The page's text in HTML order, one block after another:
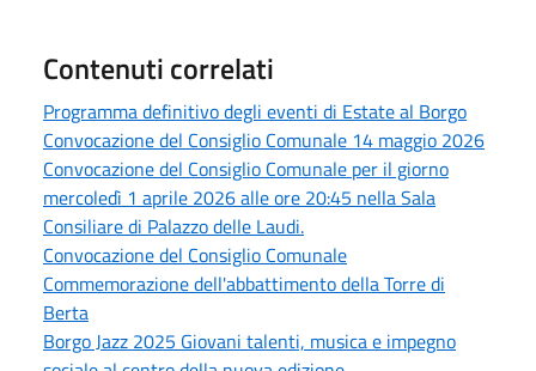
Contenuti correlati
Programma definitivo degli eventi di Estate al Borgo
Convocazione del Consiglio Comunale 14 maggio 2026
Convocazione del Consiglio Comunale per il giorno
mercoledì 1 aprile 2026 alle ore 20:45 nella Sala
Consiliare di Palazzo delle Laudi.
Convocazione del Consiglio Comunale
Commemorazione dell'abbattimento della Torre di
Berta
Borgo Jazz 2025 Giovani talenti, musica e impegno